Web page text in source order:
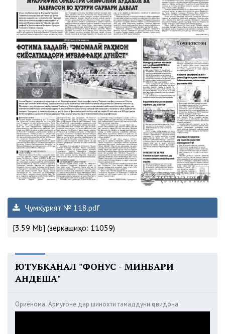
Ҷумҳурият № 118.pdf
[3.59 Mb] (зеркашиҳо: 11059)
ЮТУБКАНАЛ "ФОНУС - МИНБАРИ
АНДЕША"
Ориёнома. Армуғоне дар шинохти тамаддуни ҷовидона